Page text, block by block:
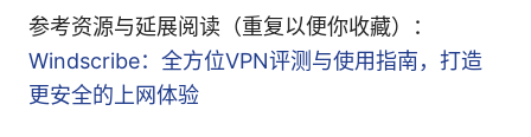
参考资源与延展阅读（重复以便你收藏）：
Windscribe：全方位VPN评测与使用指南，打造
更安全的上网体验